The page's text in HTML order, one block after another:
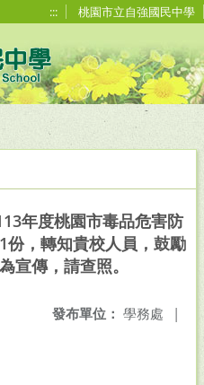
::: 桃園市立自強國民中學
年度桃園市毒品危害防
份，轉知貴校人員，鼓勵
宣傳，請查照。
發布單位： 學務處 |